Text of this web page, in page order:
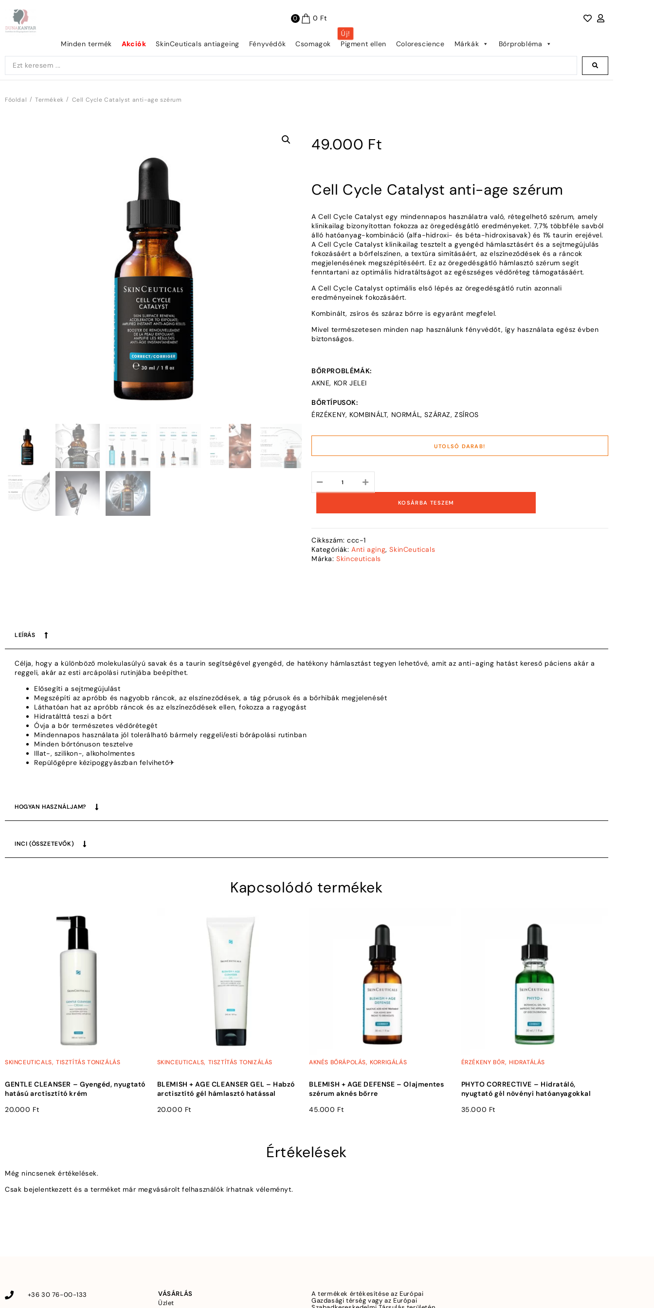
0 0 Ft
Minden termék Akciók SkinCeuticals antiageing Fényvédők Csomagok Pigment ellen
Új!
Colorescience Márkák Bőrprobléma
Főoldal / Termékek / Cell Cycle Catalyst anti-age szérum
49.000 Ft
Cell Cycle Catalyst anti-age szérum
A Cell Cycle Catalyst egy mindennapos használatra való, rétegelhető szérum, amely
klinikailag bizonyítottan fokozza az öregedésgátló eredményeket. 7,7% többféle savból
álló hatóanyag-kombináció (alfa-hidroxi- és béta-hidroxisavak) és 1% taurin erejével.
A Cell Cycle Catalyst klinikailag tesztelt a gyengéd hámlasztásért és a sejtmegújulás
fokozásáért a bőrfelszínen, a textúra simításáért, az elszíneződések és a ráncok
megjelenésének megszépítéséért. Ez az öregedésgátló hámlasztó szérum segít
fenntartani az optimális hidratáltságot az egészséges védőréteg támogatásáért.
A Cell Cycle Catalyst optimális első lépés az öregedésgátló rutin azonnali
eredményeinek fokozásáért.
Kombinált, zsíros és száraz bőrre is egyaránt megfelel.
Mivel természetesen minden nap használunk fényvédőt, így használata egész évben
biztonságos.
BŐRPROBLÉMÁK:
AKNE, KOR JELEI
BŐRTÍPUSOK:
ÉRZÉKENY, KOMBINÁLT, NORMÁL, SZÁRAZ, ZSÍROS
UTOLSÓ DARAB!
KOSÁRBA TESZEM
Cikkszám: ccc-1
Kategóriák: Anti aging,SkinCeuticals
Márka:Skinceuticals
LEÍRÁS
Célja, hogy a különböző molekulasúlyú savak és a taurin segítségével gyengéd, de hatékony hámlasztást tegyen lehetővé, amit az anti-aging hatást kereső páciens akár a
reggeli, akár az esti arcápolási rutinjába beépíthet.
Elősegíti a sejtmegújulást
Megszépíti az apróbb és nagyobb ráncok, az elszíneződések, a tág pórusok és a bőrhibák megjelenését
Láthatóan hat az apróbb ráncok és az elszíneződések ellen, fokozza a ragyogást
Hidratálttá teszi a bőrt
Óvja a bőr természetes védőrétegét
Mindennapos használata jól tolerálható bármely reggeli/esti bőrápolási rutinban
Minden bőrtónuson tesztelve
Illat-, szilikon-, alkoholmentes
Repülőgépre kézipoggyászban felvihető✈
HOGYAN HASZNÁLJAM?
INCI (ÖSSZETEVŐK)
Kapcsolódó termékek
SKINCEUTICALS,TISZTÍTÁS TONIZÁLÁS
GENTLE CLEANSER – Gyengéd, nyugtató
hatású arctisztító krém
20.000 Ft
SKINCEUTICALS, TISZTÍTÁS TONIZÁLÁS
BLEMISH + AGE CLEANSER GEL – Habzó
arctisztító gél hámlasztó hatással
20.000 Ft
AKNÉS BŐRÁPOLÁS,KORRIGÁLÁS
BLEMISH + AGE DEFENSE – Olajmentes
szérum aknés bőrre
45.000 Ft
ÉRZÉKENY BŐR, HIDRATÁLÁS
PHYTO CORRECTIVE – Hidratáló,
nyugtató gél növényi hatóanyagokkal
35.000 Ft
Értékelések
Még nincsenek értékelések.
Csak bejelentkezett és a terméket már megvásárolt felhasználók írhatnak véleményt.
+36 30 76-00-133
VÁSÁRLÁS
Üzlet
A termékek értékesítése az Európai
Gazdasági térség vagy az Európai